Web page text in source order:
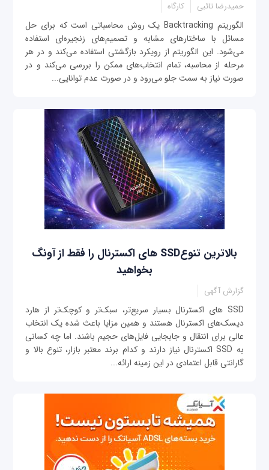
حمیدرضا تائبی کارگاه
الگوریتم Backtracking یک روش محاسباتی است که برای حل
مسائل با ساختارهای مشابه و تصمیم‌های زنجیره‌ای استفاده
می‌شود. این الگوریتم از رویکرد بازگشتی استفاده می‌کند و در هر
مرحله از محاسبه، تمام انتخاب‌های ممکن را بررسی می‌کند و در
صورت نیاز به سمت جلو می‌رود و در صورت عدم توانایی...
بالاترین تنوعSSD های اکسترنال را فقط از آونگ
بخواهید
گزارش آگهی
SSD های اکسترنال بسیار سریع‌تر، سبک‌تر و کوچک‌تر از هارد
دیسک‌های اکسترنال هستند و همین مزایا باعث شده یک انتخاب
عالی برای انتقال و جابجایی فایل‌های حجیم باشند. اما چه کسانی
به SSD اکسترنال نیاز دارند و کدام برند معتبر بازار، تنوع بالا و
گارانتی قابل اعتمادی در این زمینه ارائه...